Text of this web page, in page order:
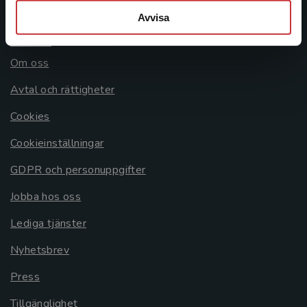
Avvisa
Allmänna länkar
Om oss
Avtal och rättigheter
Cookies
Cookieinställningar
GDPR och personuppgifter
Jobba hos oss
Lediga tjänster
Nyhetsbrev
Press
Tillgänglighet